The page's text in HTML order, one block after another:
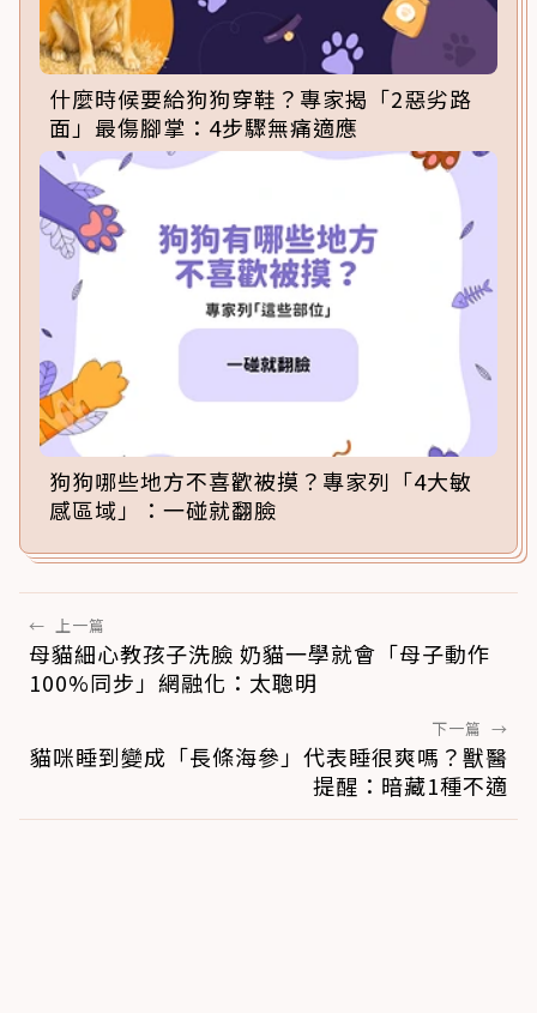
什麼時候要給狗狗穿鞋？專家揭「2惡劣路
面」最傷腳掌：4步驟無痛適應
狗狗哪些地方不喜歡被摸？專家列「4大敏
感區域」：一碰就翻臉
← 上一篇
母貓細心教孩子洗臉 奶貓一學就會「母子動作
100%同步」網融化：太聰明
下一篇 →
貓咪睡到變成「長條海參」代表睡很爽嗎？獸醫
提醒：暗藏1種不適